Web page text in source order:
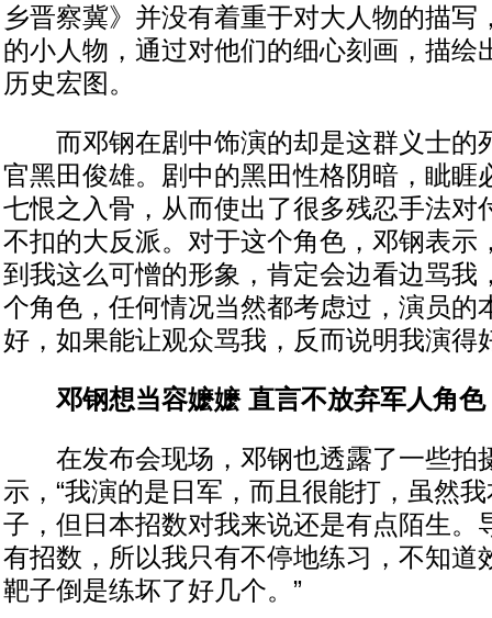
乡晋察冀》并没有着重于对大人物的描写
的小人物，通过对他们的细心刻画，描绘
历史宏图。
而邓钢在剧中饰演的却是这群义士的
官黑田俊雄。剧中的黑田性格阴暗，眦睚
七恨之入骨，从而使出了很多残忍手法对
不扣的大反派。对于这个角色，邓钢表示
到我这么可憎的形象，肯定会边看边骂我
个角色，任何情况当然都考虑过，演员的
好，如果能让观众骂我，反而说明我演得
邓钢想当容嬷嬷 直言不放弃军人角色
在发布会现场，邓钢也透露了一些拍
示，“我演的是日军，而且很能打，虽然
子，但日本招数对我来说还是有点陌生。
有招数，所以我只有不停地练习，不知道
靶子倒是练坏了好几个。”